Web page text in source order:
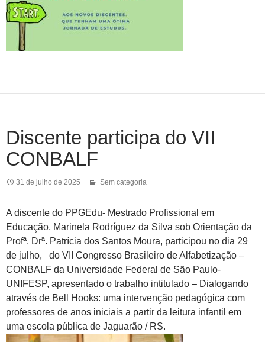
Discente participa do VII
CONBALF
31 de julho de 2025 Sem categoria
A discente do PPGEdu- Mestrado Profissional em
Educação, Marinela Rodríguez da Silva sob Orientação da
Profª. Drª. Patrícia dos Santos Moura, participou no dia 29
de julho, do VII Congresso Brasileiro de Alfabetização –
CONBALF da Universidade Federal de São Paulo-
UNIFESP, apresentado o trabalho intitulado – Dialogando
através de Bell Hooks: uma intervenção pedagógica com
professores de anos iniciais a partir da leitura infantil em
uma escola pública de Jaguarão / RS.